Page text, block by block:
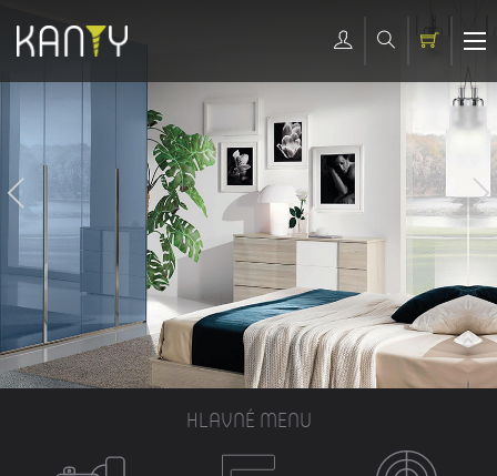
HLAVNÉ MENU